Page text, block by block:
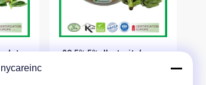
de
20,5% 5% d'extrait de